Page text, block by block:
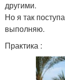
другими.
Но я так
выполняю.
Практика :